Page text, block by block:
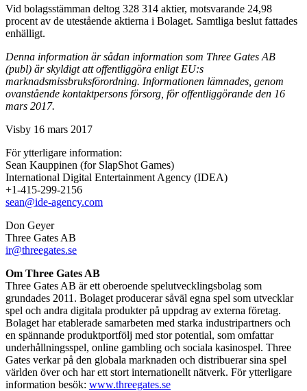
Vid bolagsstämman deltog 328 314 aktier, motsvarande 24,98
procent av de utestående aktierna i Bolaget. Samtliga beslut fattades
enhälligt.
Denna information är sådan information som Three Gates AB
(publ) är skyldigt att offentliggöra enligt EU:s
marknadsmissbruksförordning. Informationen lämnades, genom
ovanstående kontaktpersons försorg, för offentliggörande den 16
mars 2017.
Visby 16 mars 2017
För ytterligare information:
Sean Kauppinen (for SlapShot Games)
International Digital Entertainment Agency (IDEA)
+1-415-299-2156
sean@ide-agency.com
Don Geyer
Three Gates AB
ir@threegates.se
Om Three Gates AB
Three Gates AB är ett oberoende spelutvecklingsbolag som
grundades 2011. Bolaget producerar såväl egna spel som utvecklar
spel och andra digitala produkter på uppdrag av externa företag.
Bolaget har etablerade samarbeten med starka industripartners och
en spännande produktportfölj med stor potential, som omfattar
underhållningsspel, online gambling och sociala kasinospel. Three
Gates verkar på den globala marknaden och distribuerar sina spel
världen över och har ett stort internationellt nätverk. För ytterligare
information besök: www.threegates.se